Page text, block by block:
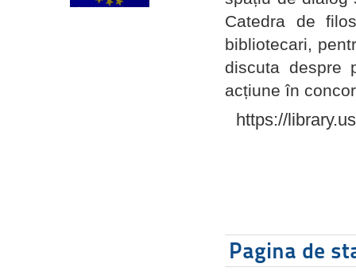
Catedra de
bibliotecari,
discuta despre
acțiune în
https://
Pagina de